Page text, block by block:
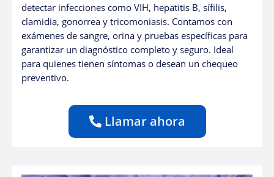
detectar infecciones como VIH, hepatitis B, sífilis,
clamidia, gonorrea y tricomoniasis. Contamos con
exámenes de sangre, orina y pruebas específicas para
garantizar un diagnóstico completo y seguro. Ideal
para quienes tienen síntomas o desean un chequeo
preventivo.
Llamar ahora